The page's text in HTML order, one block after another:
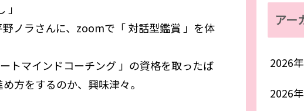
ノラさんに、zoomで「 対話型鑑賞 」を体
トマインドコーチング 」の資格を取ったば
方をするのか、興味津々。
アー
2026
2026